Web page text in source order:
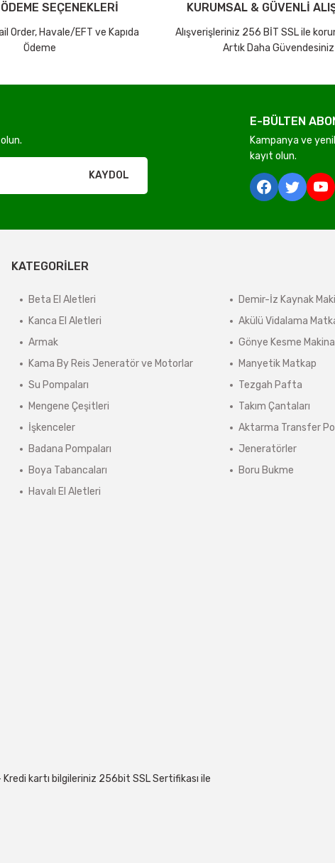
tabidir.
kargo ücreti karşı ödemeli olarak yansıtılabilir.
sistem tarafından otomatik olarak hesaplanmaktadır.
SEÇENEKLERİ
Order, Havale/EFT ve Kapıda
Ödeme
KURUMSAL & GÜVENLİ
Alışverişleriniz 256 BİT SSL ile
Artık Daha Güvendesiniz
KAYDOL
E-BÜLTEN
Kampanya ve
kayıt olun.
KATEGORİLER
Beta El Aletleri
Kanca El Aletleri
Armak
Kama By Reis Jeneratör ve Motorlar
Su Pompaları
Mengene Çeşitleri
İşkenceler
Badana Pompaları
Boya Tabancaları
Havalı El Aletleri
Demir-İz Kaynak
Akülü Vidalama
Gönye Kesme
Manyetik Matkap
Tezgah Pafta
Takım Çantaları
Aktarma Transfer
Jeneratörler
Boru Bukme
kartı bilgileriniz 256bit SSL Sertifikası ile